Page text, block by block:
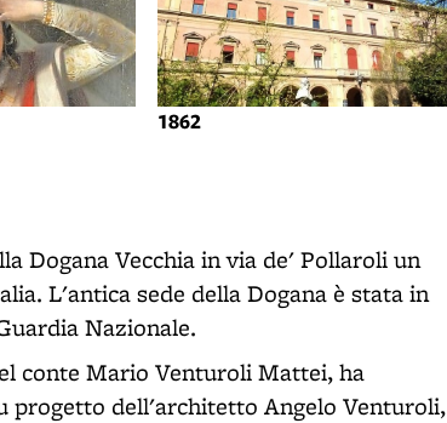
1862
Dogana Vecchia in via de' Pollaroli un
L'antica sede della Dogana è stata in
Nazionale.
conte Mario Venturoli Mattei, ha
progetto dell'architetto Angelo Venturoli,